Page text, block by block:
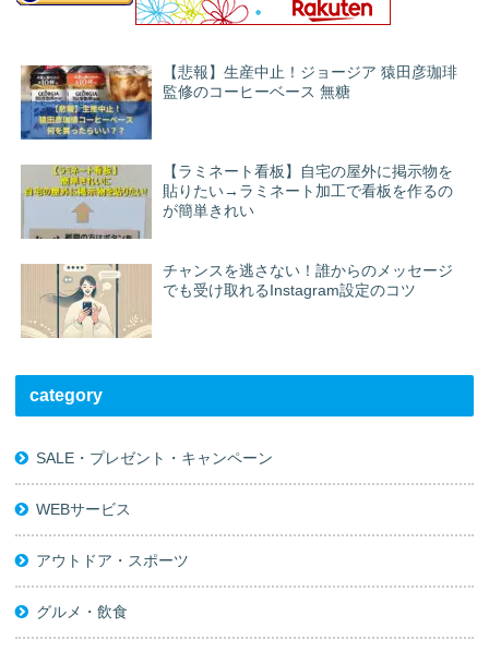
【悲報】生産中止！ジョージア 猿田彦珈琲
監修のコーヒーベース 無糖
【ラミネート看板】自宅の屋外に掲示物を
貼りたい→ラミネート加工で看板を作るの
が簡単きれい
チャンスを逃さない！誰からのメッセージ
でも受け取れるInstagram設定のコツ
category
SALE・プレゼント・キャンペーン
WEBサービス
アウトドア・スポーツ
グルメ・飲食